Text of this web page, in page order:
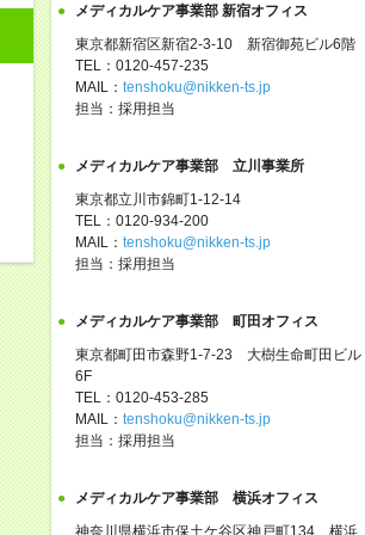
メディカルケア事業部 新宿オフィス
東京都新宿区新宿2-3-10 新宿御苑ビル6階
TEL：0120-457-235
MAIL： tenshoku@nikken-ts.jp
担当：採用担当
メディカルケア事業部 立川事業所
東京都立川市錦町1-12-14
TEL：0120-934-200
MAIL： tenshoku@nikken-ts.jp
担当：採用担当
メディカルケア事業部 町田オフィス
東京都町田市森野1-7-23 大樹生命町田ビル
6F
TEL：0120-453-285
MAIL： tenshoku@nikken-ts.jp
担当：採用担当
メディカルケア事業部 横浜オフィス
神奈川県横浜市保土ケ谷区神戸町134 横浜